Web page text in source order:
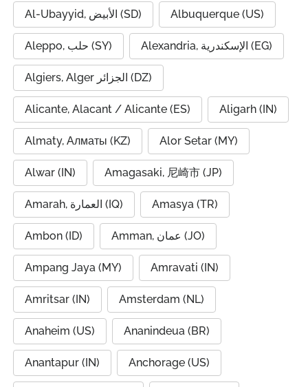
Al-Ubayyid, الأبيض (SD) Albuquerque (US)
Aleppo, حلب (SY) Alexandria, الإسكندرية (EG)
Algiers, Alger الجزائر (DZ)
Alicante, Alacant / Alicante (ES) Aligarh (IN)
Almaty, Алматы (KZ) Alor Setar (MY)
Alwar (IN) Amagasaki, 尼崎市 (JP)
Amarah, العمارة (IQ) Amasya (TR)
Ambon (ID) Amman, عمان (JO)
Ampang Jaya (MY) Amravati (IN)
Amritsar (IN) Amsterdam (NL)
Anaheim (US) Ananindeua (BR)
Anantapur (IN) Anchorage (US)